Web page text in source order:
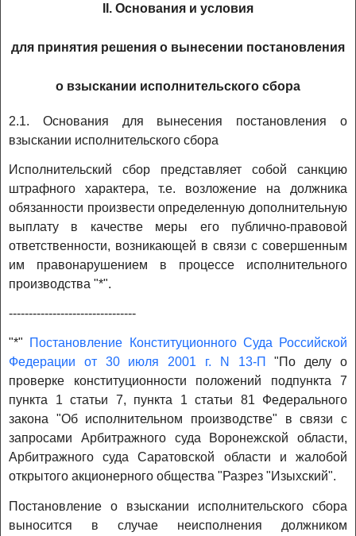
II. Основания и условия
для принятия решения о вынесении постановления
о взыскании исполнительского сбора
2.1. Основания для вынесения постановления о
взыскании исполнительского сбора
Исполнительский сбор представляет собой санкцию
штрафного характера, т.е. возложение на должника
обязанности произвести определенную дополнительную
выплату в качестве меры его публично-правовой
ответственности, возникающей в связи с совершенным
им правонарушением в процессе исполнительного
производства "*".
--------------------------------
"*"
Постановление Конституционного Суда Российской
Федерации от 30 июля 2001 г. N 13-П
"По делу о
проверке конституционности положений подпункта 7
пункта 1 статьи 7, пункта 1 статьи 81 Федерального
закона "Об исполнительном производстве" в связи с
запросами Арбитражного суда Воронежской области,
Арбитражного суда Саратовской области и жалобой
открытого акционерного общества "Разрез "Изыхский".
Постановление о взыскании исполнительского сбора
выносится в случае неисполнения должником